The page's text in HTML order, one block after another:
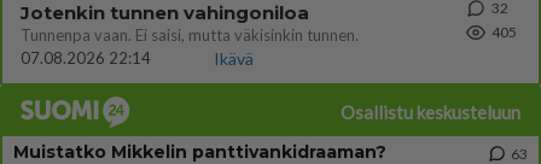
Jotenkin tunnen vahingoniloa
Tunnenpa vaan. Ei saisi, mutta väkisinkin tunnen.
07.08.2026 22:14
Ikävä
32
405
Osallistu keskusteluun
Muistatko Mikkelin panttivankidraaman?
63